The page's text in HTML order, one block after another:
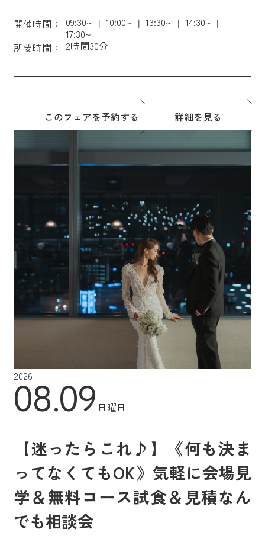
開催時間： 09:30~ 10:00~ 13:30~
14:30~
17:30~
所要時間：
2時間30分
このフェアを予約する 詳細を見る
2026
08.09 日曜日
【迷ったらこれ♪】《何も決ま
ってなくてもOK》気軽に会場見
学＆無料コース試食＆見積なん
でも相談会